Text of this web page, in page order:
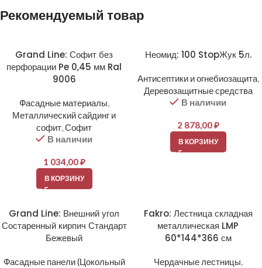
Рекомендуемый товар
Grand Line: Софит без
перфорации Pe 0,45 мм Ral
9006
Фасадные материалы,
Металлический сайдинг и
софит,Софит
В наличии
1 034,00₽
В КОРЗИНУ
Неомид: 100 StopЖук 5л.
Антисептики и огнебиозащита,
Деревозащитные средства
В наличии
2 878,00₽
В КОРЗИНУ
Grand Line: Внешний угол
Состаренный кирпич Стандарт
Бежевый
Фасадные панели (Цокольный
Fakro: Лестница складная
металлическая LMP
60*144*366 см
Чердачные лестницы,